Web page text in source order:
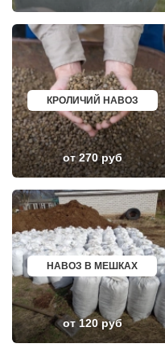
ПОСЕЛОК БИОКОМБИНАТА
ПОСЕЛОК ВОЛОДАРСКОГО
ПОСЕЛОК ВОРОВСКОГО
ПОСЕЛОК ИМ. ЦЮРУПЫ
ПОСЕЛОК ЛЕСНЫЕ ПОЛЯНЫ
ПОСЕЛОК ЛМС
МОСРЕНТГЕН
ПРАВДИНСКИЙ
ПРИВОКЗАЛЬНЫЙ
ПРОЛЕТАРСКИЙ
ПРОТВИНО
ПТИЧНОЕ
ПУЧКОВО
ПУШКИНО
ПУЩИНО
РАДОВИЦКИЙ
РАЗВИЛКА
РАМЕНСКОЕ
РАССУДОВО
РАСТОРОПОВО
РЕММАШ
РЕУТОВ
РЕЧИЦЫ
РЕШЕТНИКОВО
РЖАВКИ
РОГАЧЕВО
КРОЛИЧИЙ НАВОЗ
от 270 руб
НАВОЗ В МЕШКАХ
от 120 руб